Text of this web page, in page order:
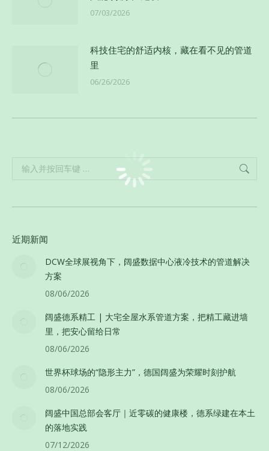
07/03/2026
科技住宅的舒适内核，藏在看不见的管道
里
06/26/2026
Search:
近期新闻
DCW全球展视角下，阔盛数据中心液冷技术的管道解决
方案
08/06/2026
阔盛德系精工 | 大宅全屋水系管道方案，把精工藏进墙
里，把安心留给日常
08/06/2026
世界杯球场的“隐形主力”，德国阔盛为荣耀时刻护航
08/06/2026
阔盛中国总部会客厅｜近零碳的健康楼，德系绿建在本土
的落地实践
07/12/2026